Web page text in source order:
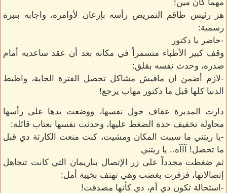
مهما كان مين!
هز رئيس طاقم التمريض رأسه بإزعان لأوامره، واجابه بنبرة
رسمية:
-حاضر يا دكتور
وقف كبير الأطباء متسمراً في مكانه بعد أن عقد ساعديه أمام
صدره، وحدث نفسه بقلق:
-لازم أضمن ان مافيش مشاكل تحصل الفترة الجاية، واظبط
الدنيا كلها قبل ما دكتور مهاب يرجع!
دارت المدبرة عفاف حول نفسها، ووضعت يدها على رأسها
محاولة تخفيف حدة الضغط عليها، وحدثت نفسها بعتاب قائلة:
-يا ريتني ما سيبت المكان ومشيت، كنت منعت الكارثة دي قبل
ما تحصل! آآآه.. يا ريتني
ثم ضغطت مجدداً على زر الإتصال بناريمان التي كانت تتجاهل
إتصالاتها، فزفرت بغضب وهي تهتف بخيبة أمل:
-استحالة تكون دي أم، دي كأنها مصدقت!